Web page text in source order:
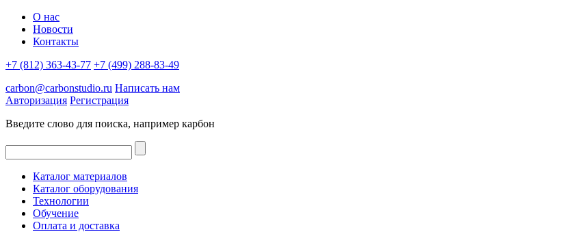
О нас
Новости
Контакты
+7 (812) 363-43-77 +7 (499) 288-83-49
carbon@carbonstudio.ru Написать нам
Авторизация Регистрация
Введите слово для поиска, например карбон
Каталог материалов
Каталог оборудования
Технологии
Обучение
Оплата и доставка